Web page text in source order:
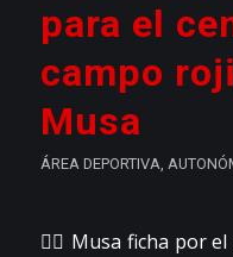
para el
campo
Musa
ÁREA DEPORTIVA,
👉🏼 Musa ficha por